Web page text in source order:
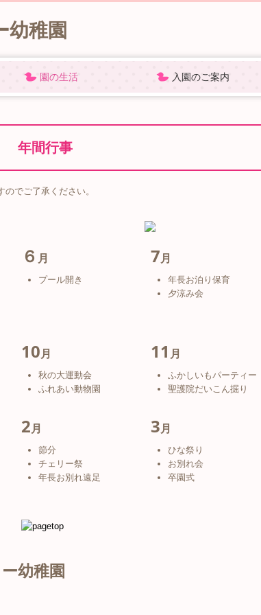
園の生活 入園のご案内
年間行事
でご了承ください。
６ 月
プール開き
7 月
年長お泊り保育
夕涼み会
10 月
秋の大運動会
ふれあい動物園
11 月
ふかしいもパーティー
聖護院だいこん掘り
2 月
節分
チェリー祭
年長お別れ遠足
3 月
ひな祭り
お別れ会
卒園式